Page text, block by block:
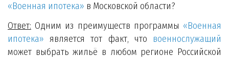
«Военная ипотека» в Московской области?
Ответ: Одним из преимуществ программы «Военная
ипотека» является тот факт, что военнослужащий
может выбрать жильё в любом регионе Российской